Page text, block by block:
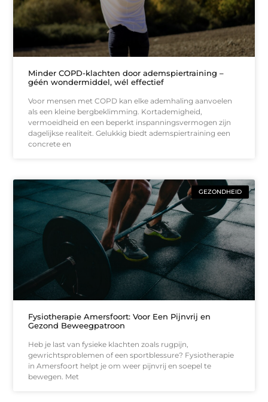
Minder COPD-klachten door ademspiertraining –
géén wondermiddel, wél effectief
Voor mensen met COPD kan elke ademhaling aanvoelen
als een kleine bergbeklimming. Kortademigheid,
vermoeidheid en een beperkt inspanningsvermogen zijn
dagelijkse realiteit. Gelukkig biedt ademspiertraining een
concrete en
GEZONDHEID
Fysiotherapie Amersfoort: Voor Een Pijnvrij en
Gezond Beweegpatroon
Heb je last van fysieke klachten zoals rugpijn,
gewrichtsproblemen of een sportblessure? Fysiotherapie
in Amersfoort helpt je om weer pijnvrij en soepel te
bewegen. Met